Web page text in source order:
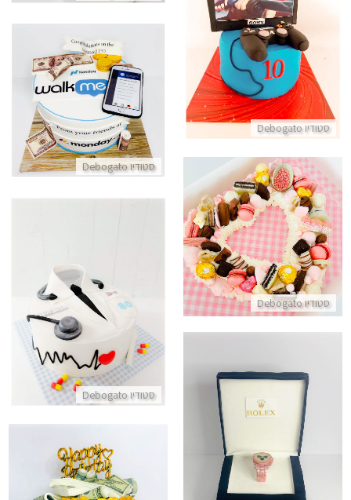
סטודיו Debogato
עוגת גיימרים פורטנייט
התקשר/י
סטודיו Debogato
עוגה ממותגת לעסקים
התקשר/י
סטודיו Debogato
עוגת לב מתוקה
התקשר/י
סטודיו Debogato
עוגה מעוצבת לרופא פרופסור
התקשר/י
עוגת רולקס לגבר מבצק סוכר
התקשר/י